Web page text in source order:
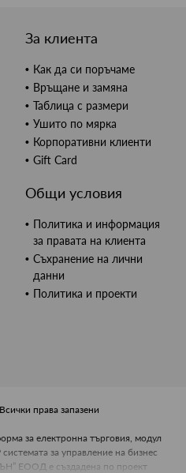
За клиента
Как да си поръчаме
Връщане и замяна
Таблица с размери
Ушито по мярка
Корпоративни клиенти
Gift Card
Общи условия
Политика и информация
за правата на клиента
Съхранение на лични
данни
Политика и проекти
права запазени
за електронна търговия, модул
за управление на бизнес
ЕООД е създадена по проект